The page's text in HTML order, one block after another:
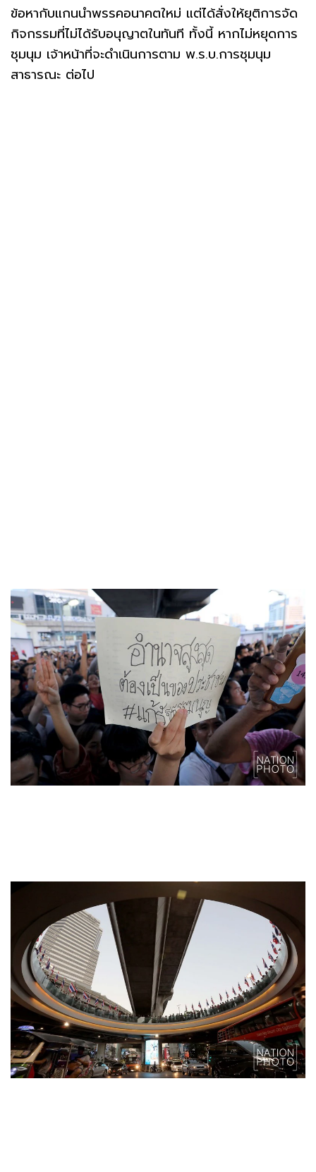
ข้อหากับแกนนำพรรคอนาคตใหม่ แต่ได้สั่งให้ยุติการจัด
กิจกรรมที่ไม่ได้รับอนุญาตในทันที ทั้งนี้ หากไม่หยุดการ
ชุมนุม เจ้าหน้าที่จะดำเนินการตาม พ.ร.บ.การชุมนุม
สาธารณะ ต่อไป